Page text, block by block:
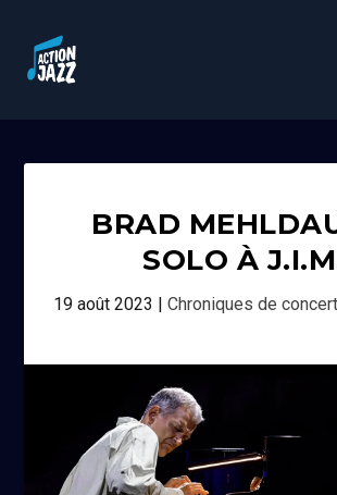
BRAD
SOLO À
19 août 2023 | Chroniques de